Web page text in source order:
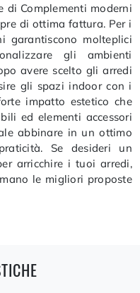
di Complementi moderni
di ottima fattura. Per i
garantiscono molteplici
gli ambienti
avere scelto gli arredi
gli spazi indoor con i
impatto estetico che
ed elementi accessori
abbinare in un ottimo
Se desideri un
arricchire i tuoi arredi,
le migliori proposte